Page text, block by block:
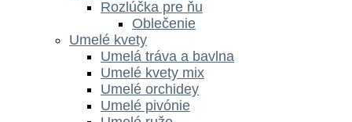
Rozlúčka pre ňu
Oblečenie
Umelé kvety
Umelá tráva a bavlna
Umelé kvety mix
Umelé orchidey
Umelé pivónie